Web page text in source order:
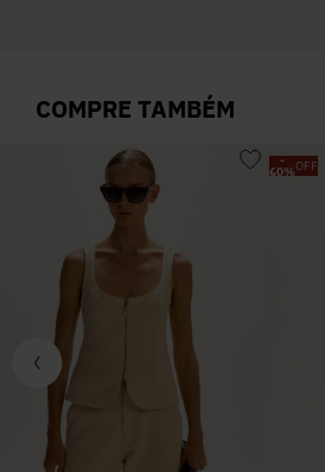
COMPRE TAMBÉM
-
60%OFF
10º Vestido Branco